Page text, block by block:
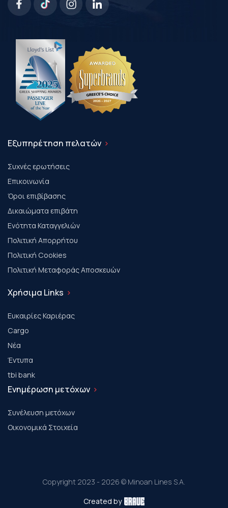
Εξυπηρέτηση πελατών
Συχνές ερωτήσεις
Επικοινωνία
Όροι επιβίβασης
Δικαιώματα επιβάτη
Ενότητα Καταγγελιών
Πολιτική Απορρήτου
Πολιτική Cookies
Πολιτική Μεταφοράς Αποσκευών
Χρήσιμα Links
Ευκαιρίες Καριέρας
Cargo
Νέα
Έντυπα
tbi bank
Ενημέρωση μετόχων
Συνέλευση μετόχων
Οικονομικά Στοιχεία
Copyright 2023 - 2026 © Minoan Lines S.A.
Created by